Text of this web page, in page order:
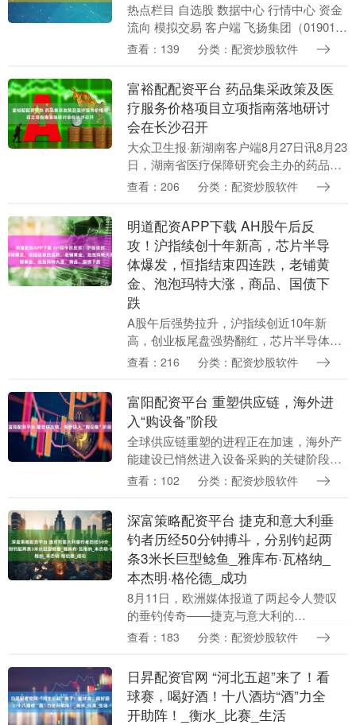
热点栏目 自选股 数据中心 行情中心 资金
流向 模拟交易 客户端 飞扬集团（01901）
发布截至2025年6月30日止6个月中期业
查看：139 分类：配资炒股软件
富裕配配资平台 药品集采政策及医
疗服务价格项目立项指南落地研讨
会在长沙召开
大众卫生报·新湖南客户端8月27日讯8月23
日，湖南省医疗保障研究会主办的药品集
采政策及医疗服务价格项目立项指南落地
研究会....
查看：206 分类：配资炒股软件
明道配资APP下载 AH股午后反
攻！沪指续创十年新高，芯片半导
体爆发，恒指结束四连跌，老铺黄
金、泡泡玛特大涨，商品、国债下
跌
A股午后强势拉升，沪指续创近10年新
高，创业板尾盘强势翻红，芯片半导体大
爆发，白酒股走强。港股同样午后拉升，
金均大涨。国债冲....
查看：216 分类：配资炒股软件
富阳配资平台 重塑供应链，海外进
入“购设备”阶段
全球供应链重塑的进程正在加速，海外产
能建设已悄然进入设备采购的关键阶段。
8月18日，招商证券研报通过追踪从挖掘
易数据发现，....
查看：102 分类：配资炒股软件
深富策略配资平台 捷克和意大利垂
钓者历经50分钟搏斗，分别钓起两
条3米长巨型鲶鱼_雅库布·瓦格纳_
本杰明·格伦德_成功
8月11日，欧洲媒体报道了两起令人赞叹
的垂钓传奇——捷克与意大利的
Fishermen 都在与巨型鲶鱼的博弈中，诠
垂钓者在完....
查看：183 分类：配资炒股软件
日昇配资官网 “河北五超”来了！看
球赛，喝好酒！十八酒坊“酒”力全
开助阵！_衡水_比赛_生活